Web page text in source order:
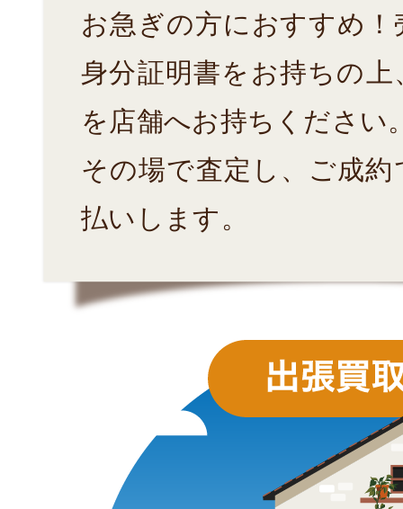
お急ぎの方におすすめ！
身分証明書をお持ちの
を店舗へお持ちください
その場で査定し、ご成
払いします。